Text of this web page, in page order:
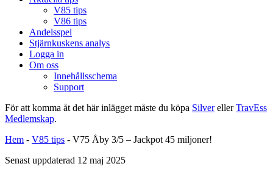
V85 tips
V86 tips
Andelsspel
Stjärnkuskens analys
Logga in
Om oss
Innehållsschema
Support
För att komma åt det här inlägget måste du köpa SilverellerTravEss
Medlemskap.
Hem - V85 tips - V75 Åby 3/5 – Jackpot 45 miljoner!
Senast uppdaterad 12 maj 2025